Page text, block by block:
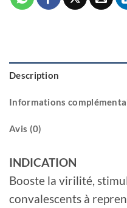
Description
Informations
Avis (0)
INDICATION
Booste la virilité,
convalescents à